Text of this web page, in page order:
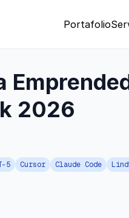
Portafolio
2026
5 Cursor Claude Code